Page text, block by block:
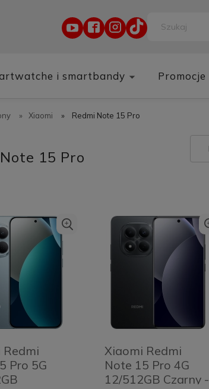
i smartbandy Promocje
» Xiaomi » Redmi Note 15 Pro
15 Pro
Redmi
Pro 5G
Xiaomi Redmi
Note 15 Pro 4G
12/512GB Czarny -